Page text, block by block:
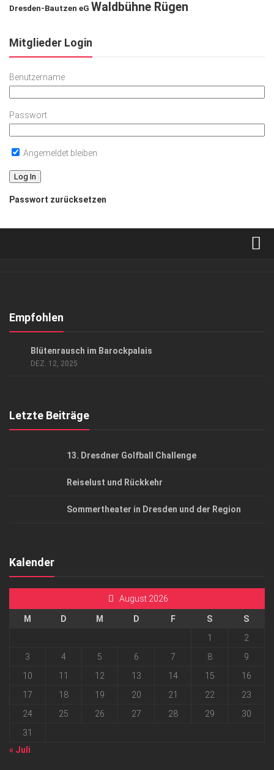
Dresden-Bautzen eG Waldbühne Rügen
Mitglieder Login
Benutzername
Passwort
Angemeldet bleiben
Passwort zurücksetzen
Kontakt, Impressum
Empfohlen
Blütenrausch im Barockpalais
DEZ. 12, 2025
Letzte Beiträge
13. Dresdner Golfball Challenge
Reiselust und Rückkehr
Sommertheater in Dresden und der Region
Kalender
August 2026
M D M D F S
S
1
2
3
4 5 6 7 8
9
10
11 12 13 14 15
16
17
18 19 20 21 22
23
24
25 26 27 28 29
30
31
« Juli